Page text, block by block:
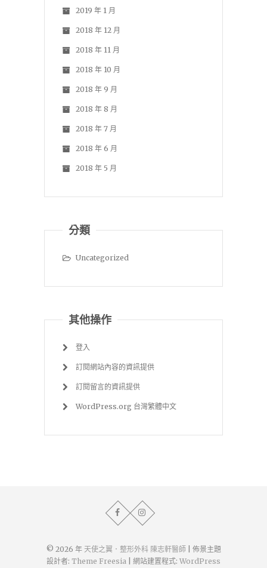
2019 年 1 月
2018 年 12 月
2018 年 11 月
2018 年 10 月
2018 年 9 月
2018 年 8 月
2018 年 7 月
2018 年 6 月
2018 年 5 月
分類
Uncategorized
其他操作
登入
訂閱網站內容的資訊提供
訂閱留言的資訊提供
WordPress.org 台灣繁體中文
© 2026 年 天使之翼．整形外科 陳志軒醫師 | 佈景主題
設計者: Theme Freesia | 網站建置程式: WordPress